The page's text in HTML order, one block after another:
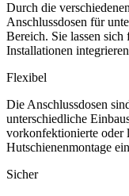
Durch die
Anschlussdosen für
Bereich. Sie lassen
Installationen
Flexibel
Die Anschlussdosen
unterschiedliche
vorkonfektionierte oder
Hutschienenmontage
Sicher